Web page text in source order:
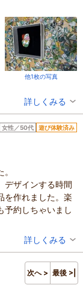
ー！！四条河原町
ーを作ろう！お友
歓迎！京都観光に
3,900円～
他1枚の写真
詳しくみる
女性／50代 遊び体験済み
デザインする時間
を作れました。楽
約しちゃいまし
詳しくみる
次へ > 最後 >|